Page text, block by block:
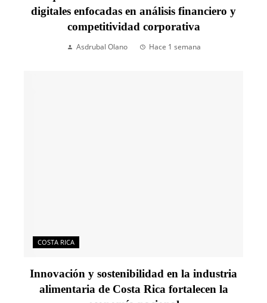
digitales enfocadas en análisis financiero y
competitividad corporativa
Asdrubal Olano Hace 1 semana
COSTA RICA
Innovación y sostenibilidad en la industria
alimentaria de Costa Rica fortalecen la